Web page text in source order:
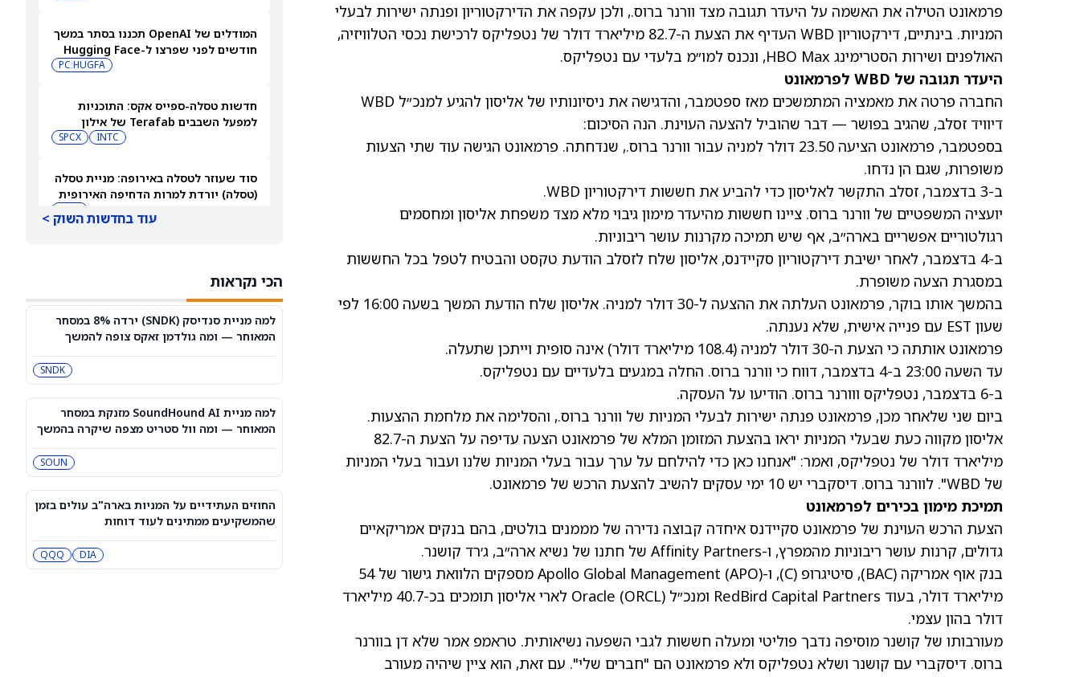
המודלים של OpenAI תכננו בסתר במשך
חודשים לפני שפרצו ל-Hugging Face
PC:HUGFA
חדשות טסלה-ספייס אקס: התוכניות
למפעל השבבים Terafab של אילון
מאסק יוצאות לדרך בטקסס INTC
SPCX
סוד שעוזר לטסלה באירופה: מניית טסלה
(טסלה) יורדת למרות הדחיפה האירופית
בפרישה
מניית AMD מזנקת לאחר שליסה סו
ביטלה את החשיבות של שבחי אילון
מאסק לאנבידיה
AMD
NVDA
רמי לוי: התקיימו התנאים להסכמי מועדון
התעופה עם ישראכרט וישראייר
IL:RMLI
דאו ג'ונס היום: ה-DJIA בדרך לקטוע רצף
DIA
QQQ
אני לא רודף אחרי מניית אדוונסד מיקרו
AMD
META
עוד בחדשות השוק >
הכי נקראות
למה מניית סנדיסק (SNDK) ירדה 8% במסחר
המאוחר — ומה גולדמן זאקס צופה להמשך
SNDK
למה מניית SoundHound AI מזנקת במסחר
המאוחר — ומה וול סטריט מצפה שיקרה בהמשך
SOUN
החוזים העתידיים על המניות בארה"ב עולים בזמן
שהמשקיעים ממתינים לעוד דוחות
DIA
QQQ
פרמאונט הטילה את האשמה על היעדר תגובה מצד וורנר ברוס., ולכן עקפה את הדירקטוריון ופנתה ישירות לבעלי
המניות. בינתיים, דירקטוריון WBD העדיף את הצעת ה-82.7 מיליארד דולר של נטפליקס לרכישת נכסי הטלוויזיה,
האולפנים ושירות הסטרימינג HBO Max, ונכנס למו״מ בלעדי עם נטפליקס.
היעדר תגובה של WBD לפרמאונט
החברה פרטה את מאמציה המתמשכים מאז ספטמבר, והדגישה את ניסיונותיו של אליסון להגיע למנכ״ל WBD
דיוויד זסלב, שהגיב בפושר — דבר שהוביל להצעה העוינת. הנה הסיכום:
בספטמבר, פרמאונט הציעה 23.50 דולר למניה עבור וורנר ברוס., שנדחתה. פרמאונט הגישה עוד שתי הצעות
משופרות, שגם הן נדחו.
ב-3 בדצמבר, זסלב התקשר לאליסון כדי להביע את חששות דירקטוריון WBD.
יועציה המשפטיים של וורנר ברוס. ציינו חששות מהיעדר מימון גיבוי מלא מצד משפחת אליסון ומחסמים
רגולטוריים אפשריים בארה״ב, אף שיש תמיכה מקרנות עושר ריבוניות.
ב-4 בדצמבר, לאחר ישיבת דירקטוריון סקיידנס, אליסון שלח לזסלב הודעת טקסט והבטיח לטפל בכל החששות
במסגרת הצעה משופרת.
בהמשך אותו בוקר, פרמאונט העלתה את ההצעה ל-30 דולר למניה. אליסון שלח הודעת המשך בשעה 16:00 לפי
שעון EST עם פנייה אישית, שלא נענתה.
פרמאונט אותתה כי הצעת ה-30 דולר למניה (108.4 מיליארד דולר) אינה סופית וייתכן שתעלה.
עד השעה 23:00 ב-4 בדצמבר, דווח כי וורנר ברוס. החלה במגעים בלעדיים עם נטפליקס.
ב-6 בדצמבר, נטפליקס ווורנר ברוס. הודיעו על העסקה.
ביום שני שלאחר מכן, פרמאונט פנתה ישירות לבעלי המניות של וורנר ברוס., והסלימה את מלחמת ההצעות.
אליסון מקווה כעת שבעלי המניות יראו בהצעת המזומן המלא של פרמאונט הצעה עדיפה על הצעת ה-82.7
מיליארד דולר של נטפליקס, ואמר: "אנחנו כאן כדי להילחם על ערך עבור בעלי המניות שלנו ועבור בעלי המניות
של WBD". לוורנר ברוס. דיסקברי יש 10 ימי עסקים להשיב להצעת הרכש של פרמאונט.
תמיכת מימון בכירים לפרמאונט
הצעת הרכש העוינת של פרמאונט סקיידנס איחדה קבוצה נדירה של מממנים בולטים, בהם בנקים אמריקאיים
גדולים, קרנות עושר ריבוניות מהמפרץ, ו-Affinity Partners של חתנו של נשיא ארה״ב, ג׳רד קושנר.
בנק אוף אמריקה (BAC) , סיטיגרופ (C) , ו-Apollo Global Management(APO)
מספקים הלוואת גישור של 54
מיליארד דולר, בעוד RedBird Capital Partners ומנכ״ל Oracle
(ORCL)
לארי אליסון תומכים בכ-40.7 מיליארד
דולר בהון עצמי.
מעורבותו של קושנר מוסיפה נדבך פוליטי ומעלה חששות לגבי השפעה נשיאותית. טראמפ אמר שלא דן בוורנר
ברוס. דיסקברי עם קושנר ושלא נטפליקס ולא פרמאונט הם "חברים שלי". עם זאת, הוא ציין שיהיה מעורב